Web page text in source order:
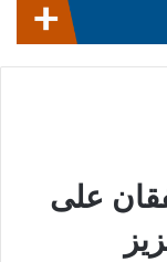
على